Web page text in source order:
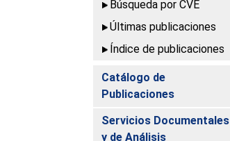
Búsqueda por CVE
Últimas publicaciones
Índice de publicaciones
Catálogo de
Publicaciones
Servicios Documentales
y de Análisis